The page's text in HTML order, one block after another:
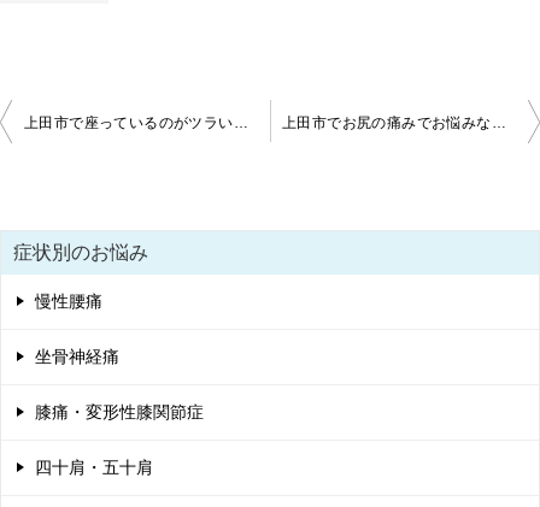
投
ビ
ゲ
ー
シ
上田市で座っているのがツラい腰痛のあなたへ 上田市でお尻の痛みでお悩みなら当院へ ｜ 整体 腰痛
症状別のお悩み
慢性腰痛
坐骨神経痛
膝痛・変形性膝関節症
四十肩・五十肩